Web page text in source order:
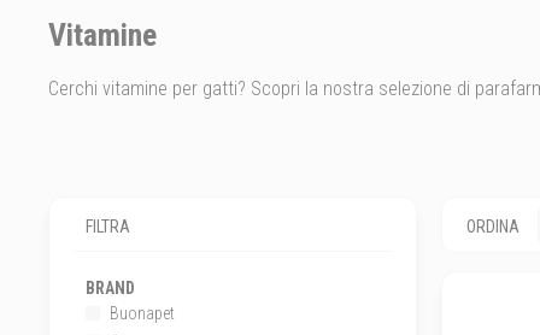
Vitamine
Cerchi vitamine per gatti? Scopri la nostra selezione di
FILTRA
BRAND
Buonapet
ORDINA